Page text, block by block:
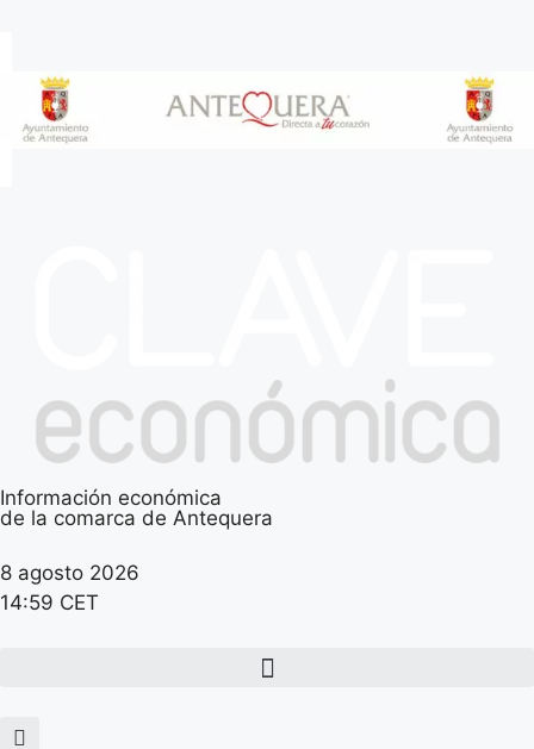
Información económica
de la comarca de Antequera
8 agosto 2026
14:59 CET